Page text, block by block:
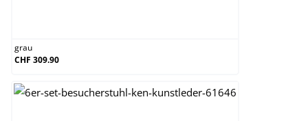
grau
CHF 309.90